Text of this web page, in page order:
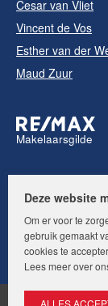
Cesar van Vliet
Vincent de Vos
Esther van der
Maud Zuur
Makelaarsgilde
Deze website
Om er voor te
gebruik gemaakt
cookies te
Lees meer over